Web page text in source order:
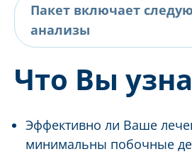
Пакет включает
анализы
Что Вы
Эффективно ли Ваше
минимальны побочные